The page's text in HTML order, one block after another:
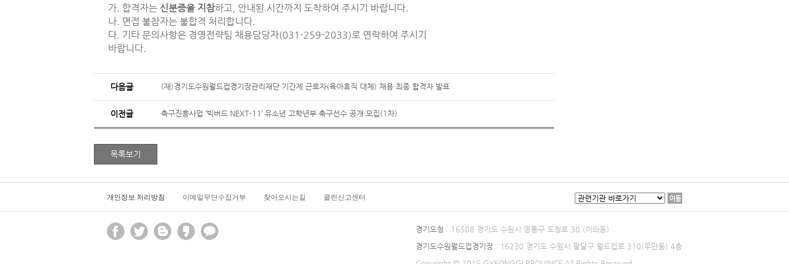
가. 합격자는 신분증을 지참하고, 안내된 시간까지 도착하여 주시기 바랍니다.
나. 면접 불참자는 불합격 처리합니다.
다. 기타 문의사항은 경영전략팀 채용담당자(031-259-2033)로 연락하여 주시기
바랍니다.
다음글 (재)경기도수원월드컵경기장관리재단 기간제 근로자(육아휴직 대체) 채용 최종 합격자 발표
이전글 축구진흥사업 ‘빅버드 NEXT-11’ 유소년 고학년부 축구선수 공개 모집(1차)
개인정보 처리방침 이메일무단수집거부 찾아오시는길 클린신고센터 이동
경기도청 : 16508 경기도 수원시 영통구 도청로 30 (이의동)
경기도수원월드컵경기장 : 16230 경기도 수원시 팔달구 월드컵로 310(우만동) 4층